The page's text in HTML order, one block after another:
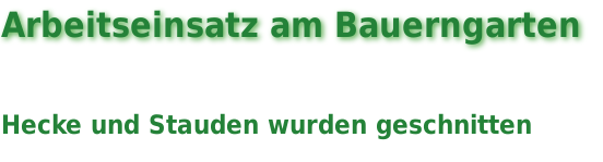
Arbeitseinsatz am Bauerngarten
Hecke und Stauden wurden geschnitten